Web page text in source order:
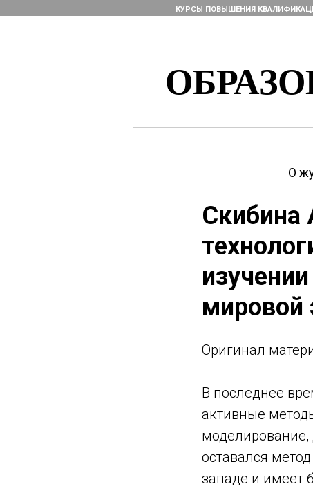
КУРСЫ ПОВЫШЕНИЯ
О
Скибина
мировой
Оригинaл
В последнее
активные
оставался
западе и имеет